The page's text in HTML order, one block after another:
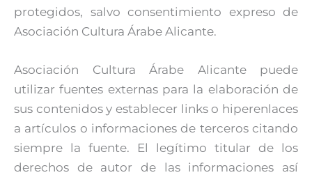
protegidos, salvo consentimiento expreso de
Asociación Cultura Árabe Alicante.
Asociación Cultura Árabe Alicante puede
utilizar fuentes externas para la elaboración de
sus contenidos y establecer links o hiperenlaces
a artículos o informaciones de terceros citando
siempre la fuente. El legítimo titular de los
derechos de autor de las informaciones así